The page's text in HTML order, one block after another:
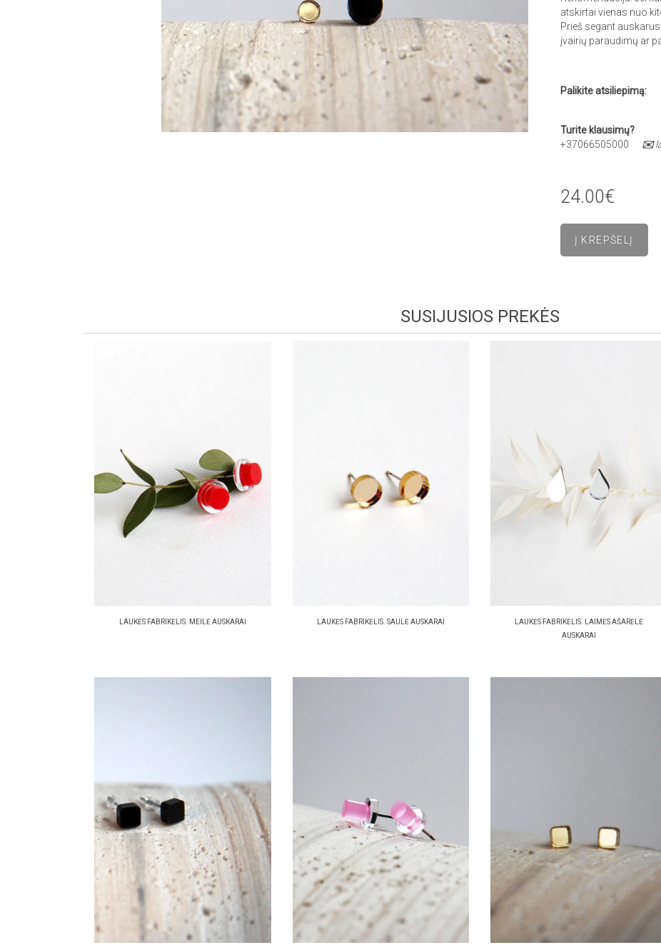
atskirtai vienas nuo
Prieš segant
įvairių paraudimų ar
Palikite atsiliepimą:
Turite klausimų?
+37066505000
✉️
24.00€
SUSIJUSIOS PREKĖS
LAUKĖS FABRIKĖLIS. MEILĖ AUSKARAI LAUKĖS FABRIKĖLIS. SAULĖ AUSKARAI
LAUKĖS FABRIKĖLIS. LAIMĖS AŠARĖLĖ
AUSKARAI